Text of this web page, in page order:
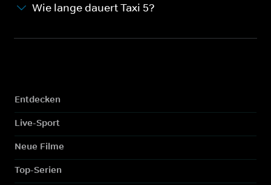
Wie lange dauert Taxi 5?
Entdecken
Live-Sport
Neue Filme
Top-Serien